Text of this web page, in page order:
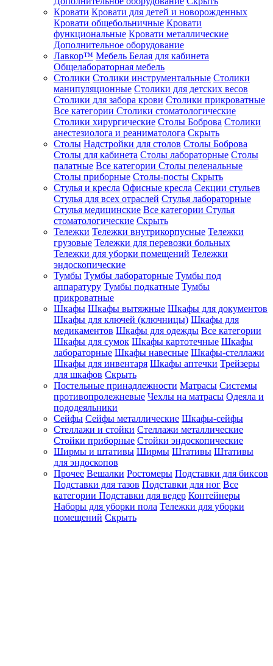
Кровати Кровати для детей и новорожденных
Кровати общебольничные Кровати
функциональные Кровати металлические
Дополнительное оборудование
Лавкор™ Мебель Белая для кабинета
Общелабораторная мебель
Столики Столики инструментальные Столики
манипуляционные Столики для детских весов
Столики для забора крови Столики прикроватные
Все категории Столики стоматологические
Столики хирургические Столы Боброва Столики
анестезиолога и реаниматолога Скрыть
Столы Надстройки для столов Столы Боброва
Столы для кабинета Столы лабораторные Столы
палатные Все категории Столы пеленальные
Столы приборные Столы-посты Скрыть
Стулья и кресла Офисные кресла Секции стульев
Стулья для всех отраслей Стулья лабораторные
Стулья медицинские Все категории Стулья
стоматологические Скрыть
Тележки Тележки внутрикорпусные Тележки
грузовые Тележки для перевозки больных
Тележки для уборки помещений Тележки
эндоскопические
Тумбы Тумбы лабораторные Тумбы под
аппаратуру Тумбы подкатные Тумбы
прикроватные
Шкафы Шкафы вытяжные Шкафы для документов
Шкафы для ключей (ключницы) Шкафы для
медикаментов Шкафы для одежды Все категории
Шкафы для сумок Шкафы картотечные Шкафы
лабораторные Шкафы навесные Шкафы-стеллажи
Шкафы для инвентаря Шкафы аптечки Трейзеры
для шкафов Скрыть
Постельные принадлежности Матрасы Системы
противопролежневые Чехлы на матрасы Одеяла и
пододеяльники
Сейфы Сейфы металлические Шкафы-сейфы
Стеллажи и стойки Стеллажи металлические
Стойки приборные Стойки эндоскопические
Ширмы и штативы Ширмы Штативы Штативы
для эндоскопов
Прочее Вешалки Ростомеры Подставки для биксов
Подставки для тазов Подставки для ног Все
категории Подставки для ведер Контейнеры
Наборы для уборки пола Тележки для уборки
помещений Скрыть